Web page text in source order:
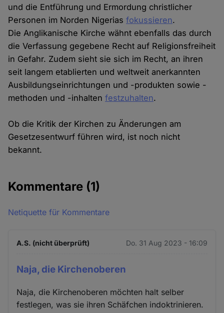
und die Entführung und Ermordung christlicher
Personen im Norden Nigeriasfokussieren.
Die Anglikanische Kirche wähnt ebenfalls das durch
die Verfassung gegebene Recht auf Religionsfreiheit
in Gefahr. Zudem sieht sie sich im Recht, an ihren
seit langem etablierten und weltweit anerkannten
Ausbildungseinrichtungen und -produkten sowie -
methoden und -inhaltenfestzuhalten.
Ob die Kritik der Kirchen zu Änderungen am
Gesetzesentwurf führen wird, ist noch nicht
bekannt.
Kommentare (1)
Netiquette für Kommentare
A.S. (nicht überprüft) Do. 31 Aug 2023 - 16:09
Naja, die Kirchenoberen
Naja, die Kirchenoberen möchten halt selber
festlegen, was sie ihren Schäfchen indoktrinieren.